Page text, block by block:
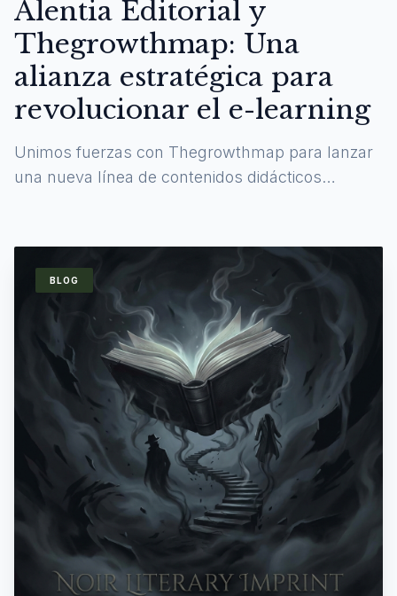
Alentia Editorial y
Thegrowthmap: Una
alianza estratégica para
revolucionar el e-learning
Unimos fuerzas con Thegrowthmap para lanzar
una nueva línea de contenidos didácticos
BLOG